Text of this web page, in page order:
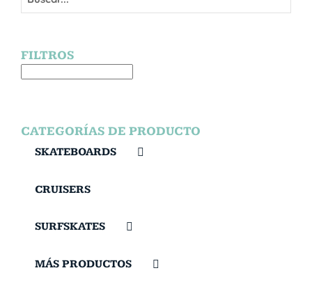
FILTROS
CATEGORÍAS DE PRODUCTO
SKATEBOARDS
CRUISERS
SURFSKATES
MÁS PRODUCTOS